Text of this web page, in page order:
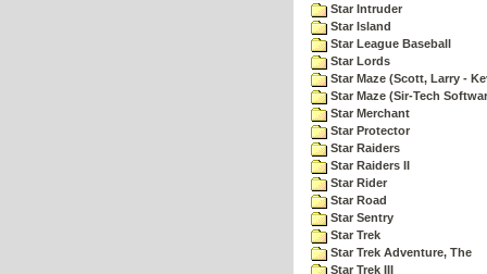
Star Intruder
Star Island
Star League Baseball
Star Lords
Star Maze (Scott, Larry -
Star Maze (Sir-Tech
Star Merchant
Star Protector
Star Raiders
Star Raiders II
Star Rider
Star Road
Star Sentry
Star Trek
Star Trek Adventure, The
Star Trek III